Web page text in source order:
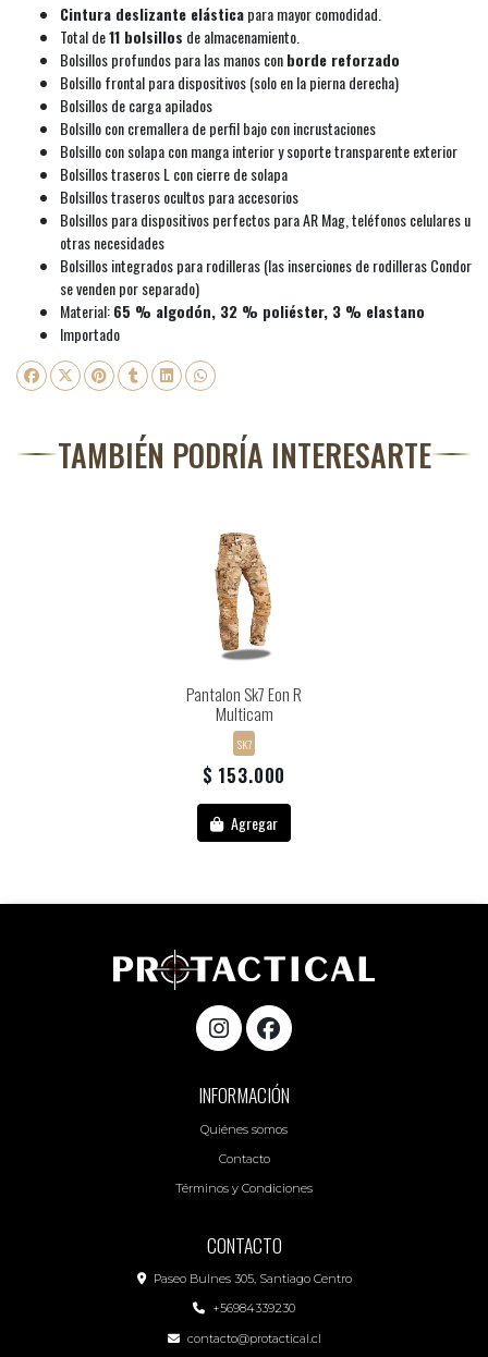
Cintura deslizante elásticapara mayor comodidad.
Total de11 bolsillos de almacenamiento.
Bolsillos profundos para las manos conborde reforzado
Bolsillo frontal para dispositivos (solo en la pierna derecha)
Bolsillos de carga apilados
Bolsillo con cremallera de perfil bajo con incrustaciones
Bolsillo con solapa con manga interior y soporte transparente exterior
Bolsillos traseros L con cierre de solapa
Bolsillos traseros ocultos para accesorios
Bolsillos para dispositivos perfectos para AR Mag, teléfonos celulares u
otras necesidades
Bolsillos integrados para rodilleras (las inserciones de rodilleras Condor
se venden por separado)
Material:65 % algodón, 32 % poliéster, 3 % elastano
Importado
TAMBIÉN PODRÍA INTERESARTE
Pantalon Sk7 Eon R
Multicam
SK7
$ 153.000
Agregar
INFORMACIÓN
Quiénes somos
Contacto
Términos y Condiciones
CONTACTO
Paseo Bulnes 305, Santiago Centro
+56984339230
contacto@protactical.cl